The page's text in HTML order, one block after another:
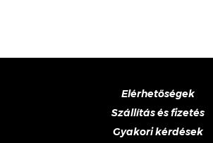
Elérhetőségek
Szállítás és fizetés
Gyakori kérdések